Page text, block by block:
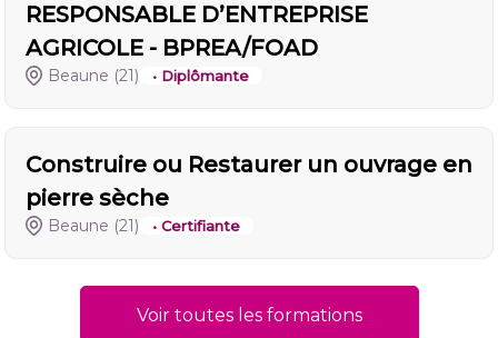
RESPONSABLE D’ENTREPRISE
AGRICOLE - BPREA/FOAD
Beaune (21) • Diplômante
Construire ou Restaurer un ouvrage en
pierre sèche
Beaune (21) • Certifiante
Voir toutes les formations